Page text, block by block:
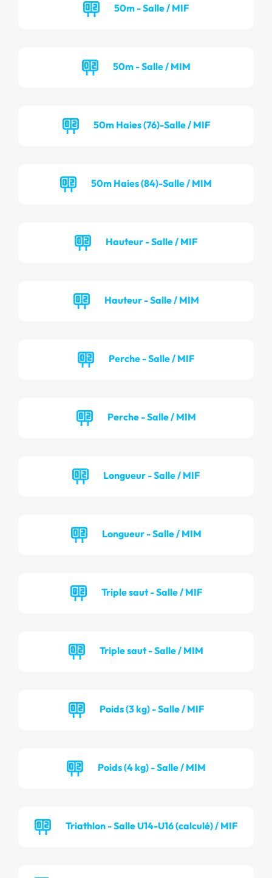
50m - Salle / MIF
50m - Salle / MIM
50m Haies (76)-Salle / MIF
50m Haies (84)-Salle / MIM
Hauteur - Salle / MIF
Hauteur - Salle / MIM
Perche - Salle / MIF
Perche - Salle / MIM
Longueur - Salle / MIF
Longueur - Salle / MIM
Triple saut - Salle / MIF
Triple saut - Salle / MIM
Poids (3 kg) - Salle / MIF
Poids (4 kg) - Salle / MIM
Triathlon - Salle U14-U16 (calculé) / MIF